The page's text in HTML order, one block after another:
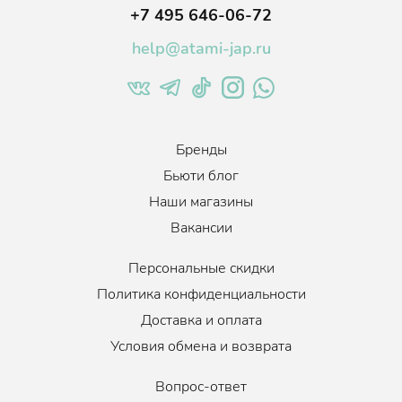
+7 495 646-06-72
help@atami-jap.ru
Бренды
Бьюти блог
Наши магазины
Вакансии
Персональные скидки
Политика конфиденциальности
Доставка и оплата
Условия обмена и возврата
Вопрос-ответ